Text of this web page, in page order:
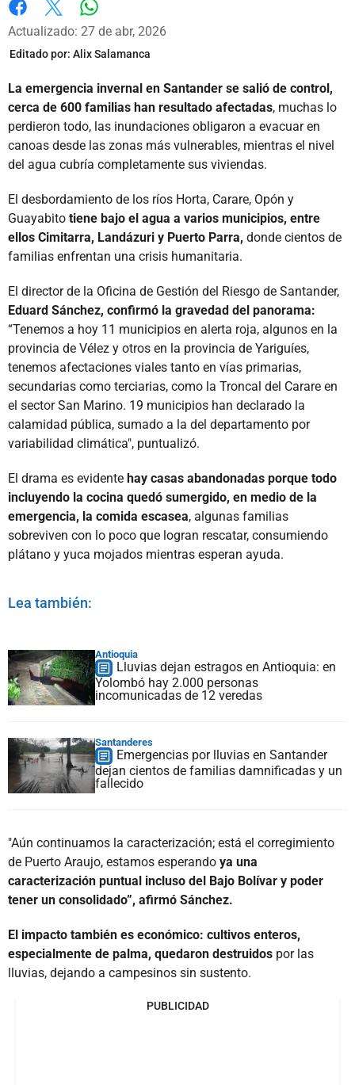
Facebook
X
Actualizado: 27 de abr, 2026
Editado por: Alix Salamanca
La emergencia invernal en Santander se salió de control,
cerca de 600 familias han resultado afectadas, muchas lo
perdieron todo, las inundaciones obligaron a evacuar en
canoas desde las zonas más vulnerables, mientras el nivel
del agua cubría completamente sus viviendas.
El desbordamiento de los ríos Horta, Carare, Opón y
Guayabito tiene bajo el agua a varios municipios, entre
ellos Cimitarra, Landázuri y Puerto Parra, donde cientos de
familias enfrentan una crisis humanitaria.
El director de la Oficina de Gestión del Riesgo de Santander,
Eduard Sánchez, confirmó la gravedad del panorama:
“Tenemos a hoy 11 municipios en alerta roja, algunos en la
provincia de Vélez y otros en la provincia de Yariguíes,
tenemos afectaciones viales tanto en vías primarias,
secundarias como terciarias, como la Troncal del Carare en
el sector San Marino. 19 municipios han declarado la
calamidad pública, sumado a la del departamento por
variabilidad climática", puntualizó.
El drama es evidente hay casas abandonadas porque todo
incluyendo la cocina quedó sumergido, en medio de la
emergencia, la comida escasea, algunas familias
sobreviven con lo poco que logran rescatar, consumiendo
plátano y yuca mojados mientras esperan ayuda.
Lea también:
Antioquia
Lluvias dejan estragos en Antioquia: en
Yolombó hay 2.000 personas
incomunicadas de 12 veredas
Santanderes
Emergencias por lluvias en Santander
dejan cientos de familias damnificadas y un
fallecido
"Aún continuamos la caracterización; está el corregimiento
de Puerto Araujo, estamos esperando ya una
caracterización puntual incluso del Bajo Bolívar y poder
tener un consolidado”, afirmó Sánchez.
El impacto también es económico: cultivos enteros,
especialmente de palma, quedaron destruidos por las
lluvias, dejando a campesinos sin sustento.
PUBLICIDAD